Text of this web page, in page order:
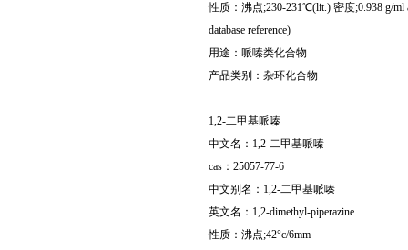
性质：沸点;230-231℃(lit.) 密度;0.938 g/ml
database reference)
用途：哌嗪类化合物
产品类别：杂环化合物
1,2-二甲基哌嗪
中文名：1,2-二甲基哌嗪
cas：25057-77-6
中文别名：1,2-二甲基哌嗪
英文名：1,2-dimethyl-piperazine
性质：沸点;42°c/6mm